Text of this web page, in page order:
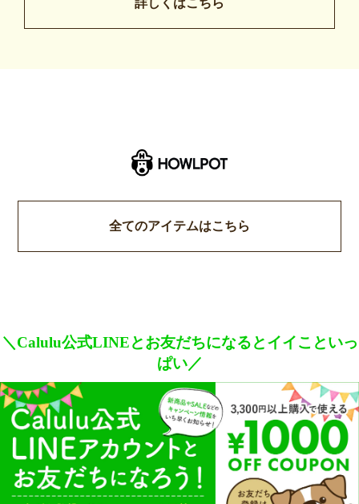
詳しくはこちら
全てのアイテムはこちら
＼Calulu公式LINEとお友だちになるとイイこといっ
ぱい／